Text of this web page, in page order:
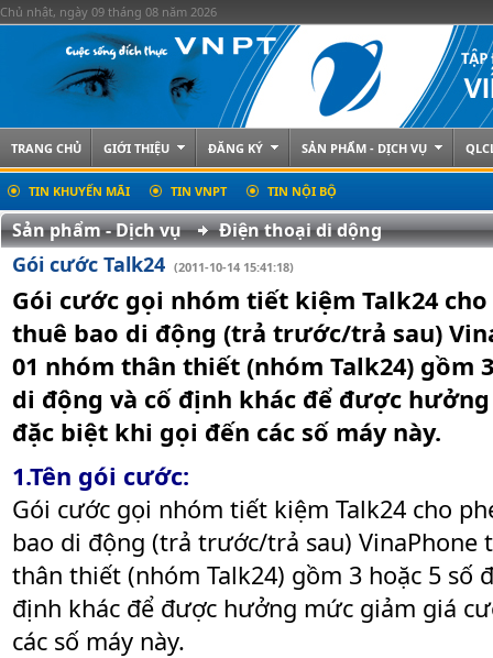
Chủ nhật, ngày 09 tháng 08 năm 2026
TRANG CHỦ GIỚI THIỆU ĐĂNG KÝ SẢN PHẨM - DỊCH VỤ
TIN KHUYẾN MÃI TIN VNPT TIN NỘI BỘ
Sản phẩm - Dịch vụ Điện thoại di dộng
Gói cước Talk24 (2011-10-14 15:41:18)
Gói cước gọi nhóm tiết kiệm Talk24
thuê bao di động (trả trước/trả sau)
01 nhóm thân thiết (nhóm Talk24) gồm
di động và cố định khác để được
đặc biệt khi gọi đến các số máy này.
1.Tên gói cước:
Gói cước gọi nhóm tiết kiệm Talk24 cho
bao di động (trả trước/trả sau) VinaPhone
thân thiết (nhóm Talk24) gồm 3 hoặc 5 số
định khác để được hưởng mức giảm giá
các số máy này.